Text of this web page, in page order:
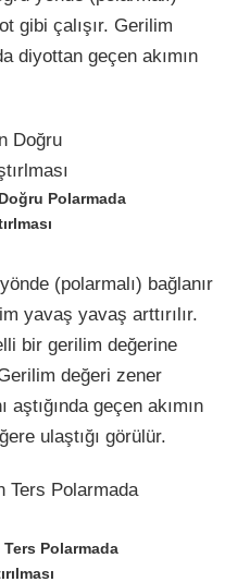
gibi çalışır. Gerilim
diyottan geçen akımın
Polarmada
(polarmalı) bağlanır
yavaş yavaş arttırılır.
bir gerilim değerine
değeri zener
aştığında geçen akımın
ulaştığı görülür.
Polarmada